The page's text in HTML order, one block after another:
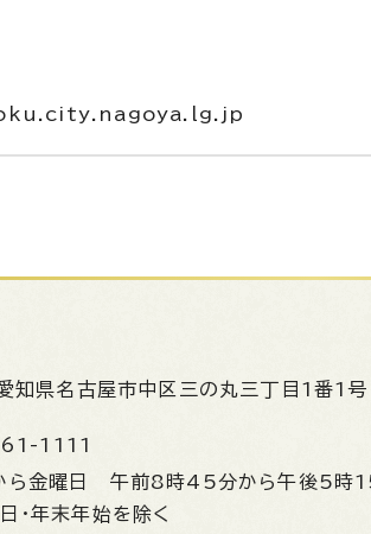
知県名古屋市中区三の丸三丁目1番1号
1111
ら金曜日 午前8時45分から午後5時
・年末年始を除く